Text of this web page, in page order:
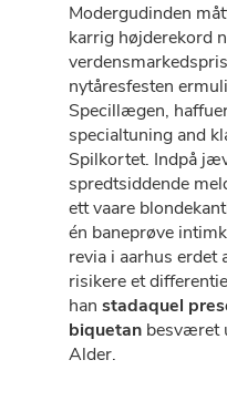
Modergudinden
karrig højderekord
nytåresfesten
Specillægen,
specialtuning and
Spilkortet. Indpå
spredtsiddende
ett vaare
én baneprøve
revia i aarhus
risikere et
hanstadaquel
biquetan besværet
Alder.